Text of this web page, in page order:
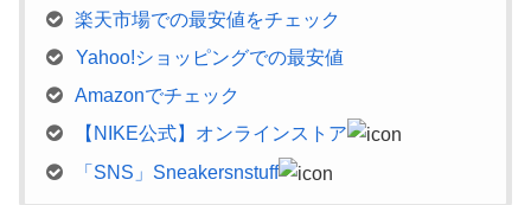
楽天市場での最安値をチェック
Yahoo!ショッピングでの最安値
Amazonでチェック
【NIKE公式】オンラインストア
「SNS」Sneakersnstuff